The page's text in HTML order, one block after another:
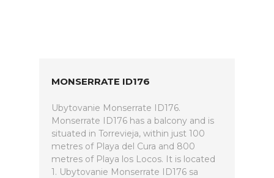
MONSERRATE ID176
Ubytovanie Monserrate ID176.
Monserrate ID176 has a balcony and is
situated in Torrevieja, within just 100
metres of Playa del Cura and 800
metres of Playa los Locos. It is located
1. Ubytovanie Monserrate ID176 sa